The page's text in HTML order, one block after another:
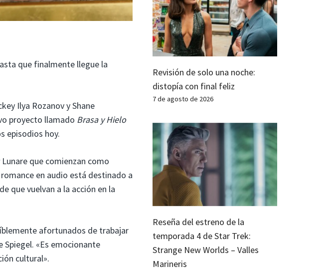
que finalmente llegue la
Ilya Rozanov y Shane
proyecto llamado Brasa y Hielo
episodios hoy.
que comienzan como
en audio está destinado a
que vuelvan a la acción en la
afortunados de trabajar
Spiegel. «Es emocionante
cultural».
Revisión de solo una noche:
distopía con final feliz
7 de agosto de 2026
Reseña del estreno de la
temporada 4 de Star Trek:
Strange New Worlds – Valles
Marineris